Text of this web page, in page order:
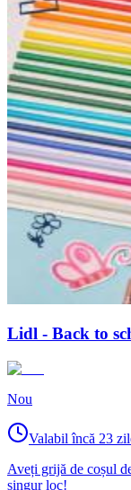
Lidl - Back to
Nou
Valabil încă 23
Aveți grijă de coșul
singur loc!